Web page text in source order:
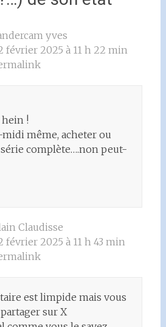
yves
février 2025 à 11 h 22 min
hein !
midi même, acheter ou
complète….non peut-
Claudisse
février 2025 à 11 h 43 min
est limpide mais vous
sur X